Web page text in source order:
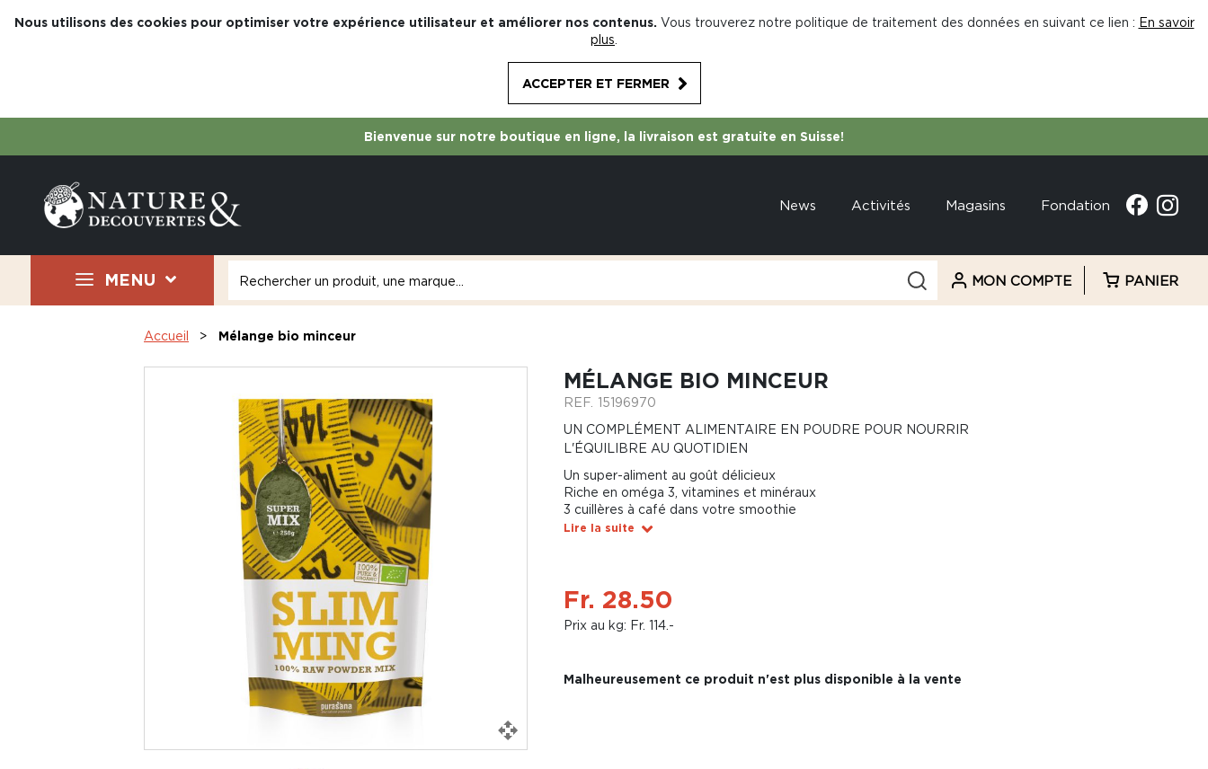
Nous utilisons des cookies pour optimiser votre expérience utilisateur et améliorer nos contenus. Vous trouverez notre politique de traitement des données en suivant ce lien : En savoir
plus
ACCEPTER ET FERMER
Bienvenue sur notre boutique en ligne, la livraison est gratuite en Suisse!
News Activités Magasins Fondation
MENU MON COMPTE PANIER
Accueil Mélange bio minceur
MÉLANGE BIO MINCEUR
REF. 15196970
UN COMPLÉMENT ALIMENTAIRE EN POUDRE POUR NOURRIR
L'ÉQUILIBRE AU QUOTIDIEN
Un super-aliment au goût délicieux
Riche en oméga 3, vitamines et minéraux
3 cuillères à café dans votre smoothie
Lire la suite
Fr. 28.50
Prix au kg: Fr. 114.-
Malheureusement ce produit n'est plus disponible à la vente